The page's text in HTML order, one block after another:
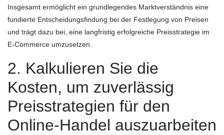
Insgesamt ermöglicht ein grundlegendes Marktverständnis eine
fundierte Entscheidungsfindung bei der Festlegung von Preisen
und trägt dazu bei, eine langfristig erfolgreiche Preisstrategie im
E-Commerce umzusetzen.
2. Kalkulieren Sie die
Kosten, um zuverlässig
Preisstrategien für den
Online-Handel auszuarbeiten